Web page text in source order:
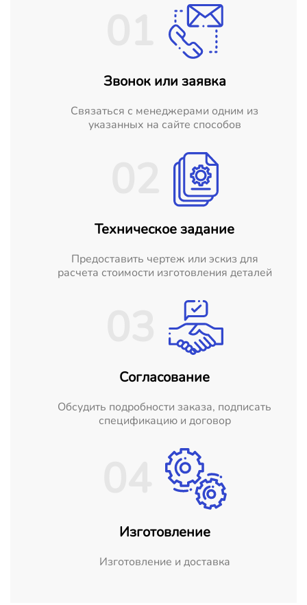
Звонок или заявка
Cвязаться с менеджерами одним из
указанных на сайте способов
Техническое задание
Предоставить чертеж или эскиз для
расчета стоимости изготовления деталей
Согласование
Обсудить подробности заказа, подписать
спецификацию и договор
Изготовление
Изготовление и доставка